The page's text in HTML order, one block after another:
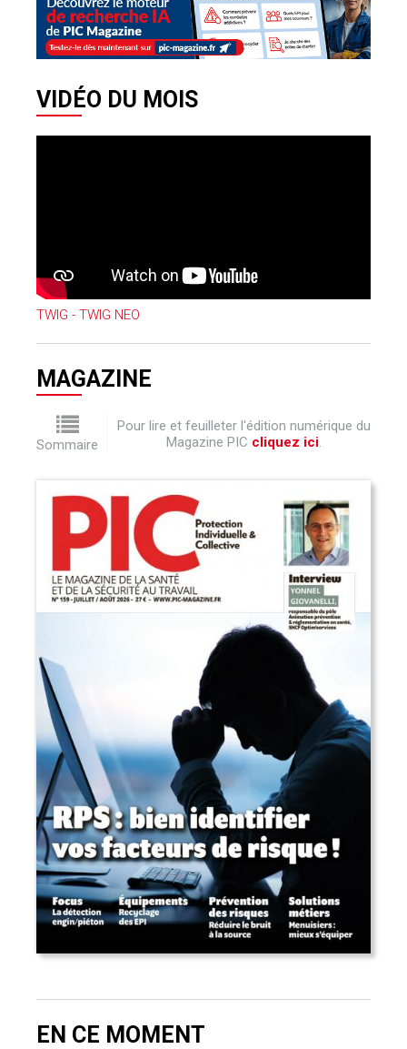
VIDÉO DU MOIS
TWIG - TWIG NEO
MAGAZINE
Sommaire
Pour lire et feuilleter l'édition numérique du
Magazine PIC cliquez ici.
EN CE MOMENT